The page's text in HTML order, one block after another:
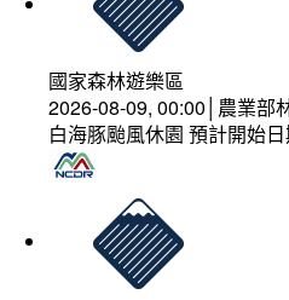
國家森林遊樂區
2026-08-09, 00:00│農業部
白海豚颱風休園 預計開始